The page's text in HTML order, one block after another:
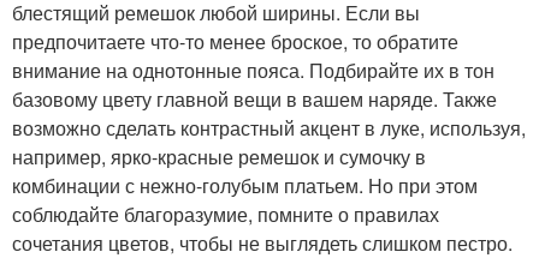
блестящий ремешок любой ширины. Если вы
предпочитаете что-то менее броское, то обратите
внимание на однотонные пояса. Подбирайте их в тон
базовому цвету главной вещи в вашем наряде. Также
возможно сделать контрастный акцент в луке, используя,
например, ярко-красные ремешок и сумочку в
комбинации с нежно-голубым платьем. Но при этом
соблюдайте благоразумие, помните о правилах
сочетания цветов, чтобы не выглядеть слишком пестро.